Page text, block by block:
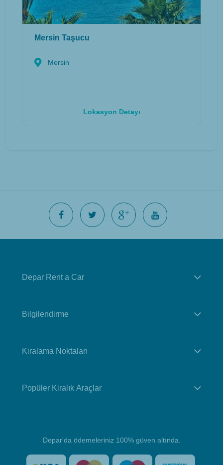
Mersin Taşucu
Mersin
Lokasyon Detayı
Depar Rent a Car
Bilgilendirme
Kiralama Noktaları
Popüler Kiralık Araçlar
Depar'da ödemeleriniz 100% güven altında.